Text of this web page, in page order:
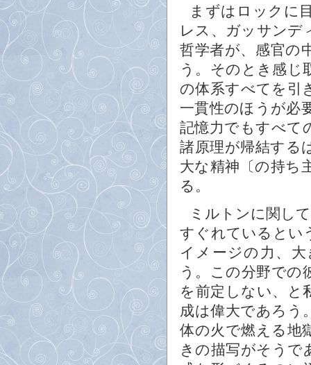
まずはロックに
レス、ガッサンデ
哲学者が、感官の
う。そのとき感じ
の体系すべてを引
一貫性のほうが必
記憶力でもすべて
諸原理が帰結する
大な精神〔の持ち
る。
ミルトンに関し
すぐれているとい
イメージの力、
う。この分野での
を前定しない、と
成は偉大であろう
体の火で燃える地
きの描写がそうで